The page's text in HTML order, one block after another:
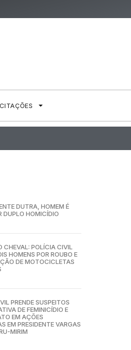
DUTRA, HOMEM É
DUPLO HOMICÍDIO
CHEVAL: POLÍCIA CIVIL
HOMENS POR ROUBO E
DE MOTOCICLETAS
PRENDE SUSPEITOS
DE FEMINICÍDIO E
EM AÇÕES
EM PRESIDENTE VARGAS
MIRIM